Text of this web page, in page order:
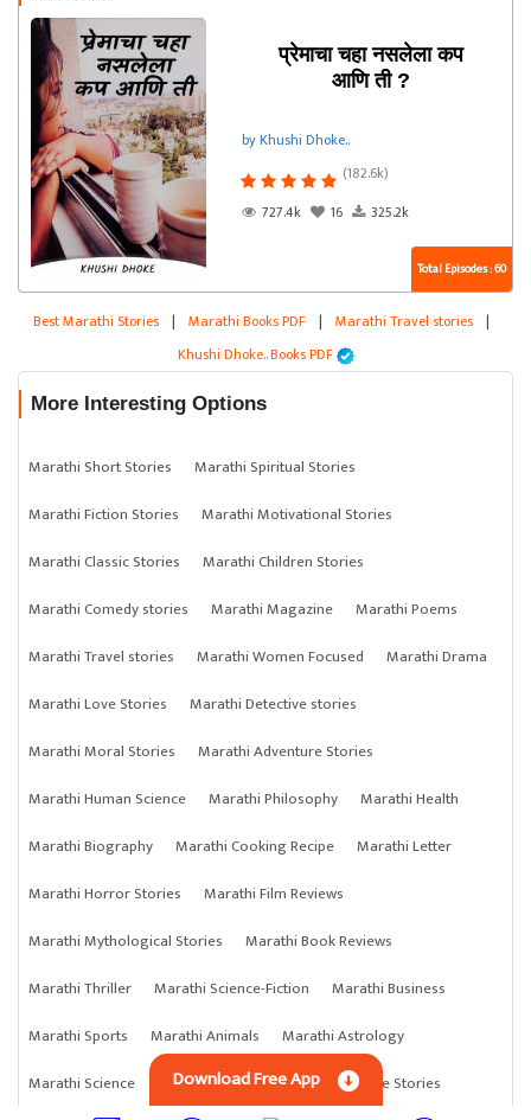
प्रेमाचा चहा नसलेला कप
आणि ती ?
by Khushi Dhoke..️️️
(182.6k)
727.4k
16 325.2k
Total Episodes : 60
Best Marathi Stories | Marathi Books PDF | Marathi Travel stories |
Khushi Dhoke..️️️ Books PDF
More Interesting Options
Marathi Short Stories
Marathi Spiritual Stories
Marathi Fiction Stories
Marathi Motivational Stories
Marathi Classic Stories
Marathi Children Stories
Marathi Comedy stories
Marathi Magazine
Marathi Poems
Marathi Travel stories
Marathi Women Focused
Marathi Drama
Marathi Love Stories
Marathi Detective stories
Marathi Moral Stories
Marathi Adventure Stories
Marathi Human Science
Marathi Philosophy
Marathi Health
Marathi Biography
Marathi Cooking Recipe
Marathi Letter
Marathi Horror Stories
Marathi Film Reviews
Marathi Mythological Stories
Marathi Book Reviews
Marathi Thriller
Marathi Science-Fiction
Marathi Business
Marathi Sports
Marathi Animals
Marathi Astrology
Marathi Science
Marathi Anything Marathi Crime Stories
Download Free App